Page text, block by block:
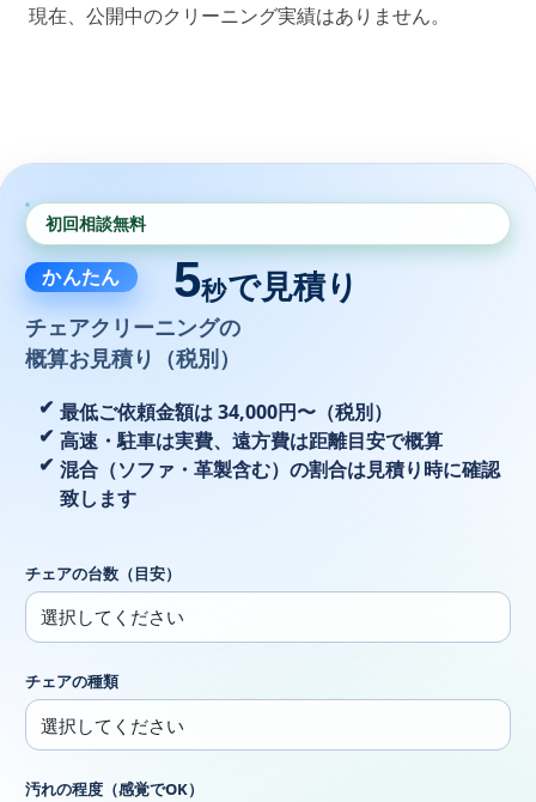
現在、公開中のクリーニング実績はありません。
初回相談無料
かんたん 5秒で見積り
チェアクリーニングの
概算お見積り（税別）
最低ご依頼金額は 34,000円〜（税別）
高速・駐車は実費、遠方費は距離目安で概算
混合（ソファ・革製含む）の割合は見積り時に確認
致します
チェアの台数（目安）
チェアの種類
汚れの程度（感覚でOK）